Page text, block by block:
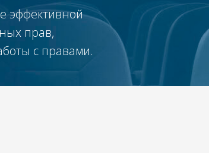
эффективной
прав,
с правами.